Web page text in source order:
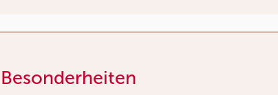
Besonderheiten